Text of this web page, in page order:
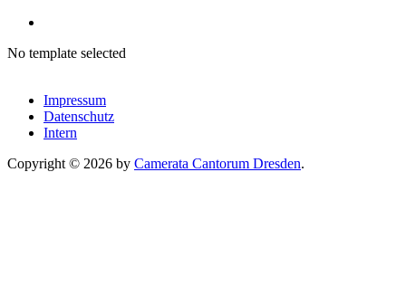
No template selected
Impressum
Datenschutz
Intern
Copyright © 2026 by Camerata Cantorum Dresden.